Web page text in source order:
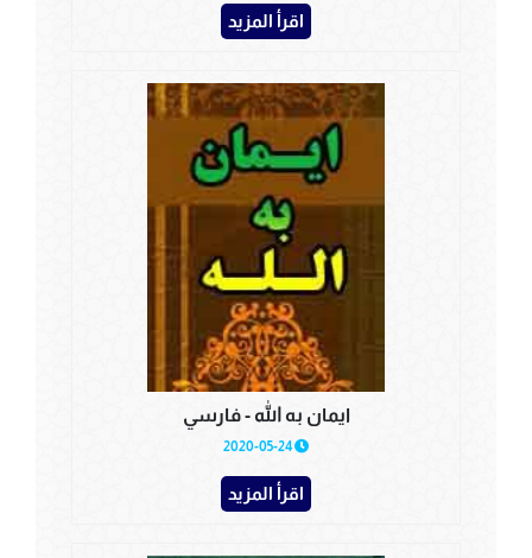
اقرأ المزيد
ايمان به الله - فارسي
2020-05-24
اقرأ المزيد